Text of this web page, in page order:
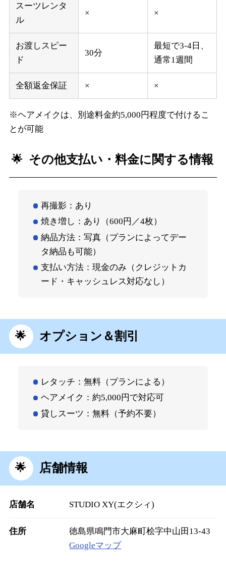
スーツレンタ
ル
× ×
お渡しスピー
ド
30分
最短で3-4日、
通常1週間
全額返金保証 × ×
※ヘアメイクは、別途料金約5,000円程度で付けるこ
とが可能
その他支払い・料金に関する情報
再撮影：あり
焼き増し：あり（600円／4枚）
納品方法：写真（プランによってデー
タ納品も可能）
支払い方法：現金のみ（クレジットカ
ード・キャッシュレス対応なし）
オプション＆割引
レタッチ：無料（プランによる）
ヘアメイク：約5,000円で対応可
貸しスーツ：無料（予約不要）
店舗情報
店舗名 STUDIO XY(エクシィ)
住所
徳島県鳴門市大麻町桧字中山田13-43
Googleマップ